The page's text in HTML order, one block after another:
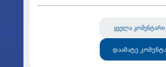
ყველა კომენტარი
დაამატე